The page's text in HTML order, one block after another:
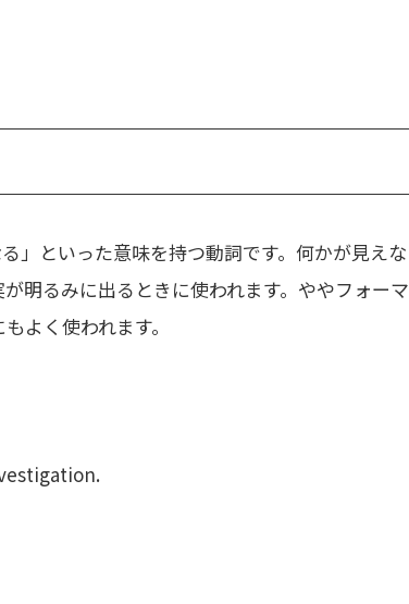
」といった意味を持つ動詞です。何かが見えな
明るみに出るときに使われます。ややフォーマ
よく使われます。